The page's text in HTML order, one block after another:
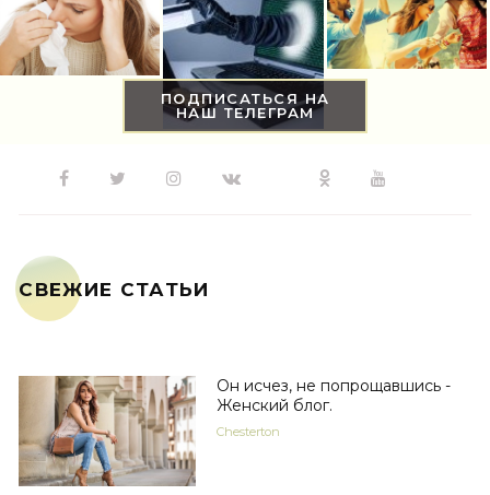
ПОДПИСАТЬСЯ НА
НАШ ТЕЛЕГРАМ
СВЕЖИЕ СТАТЬИ
Он исчез, не попрощавшись -
Женский блог.
Chesterton